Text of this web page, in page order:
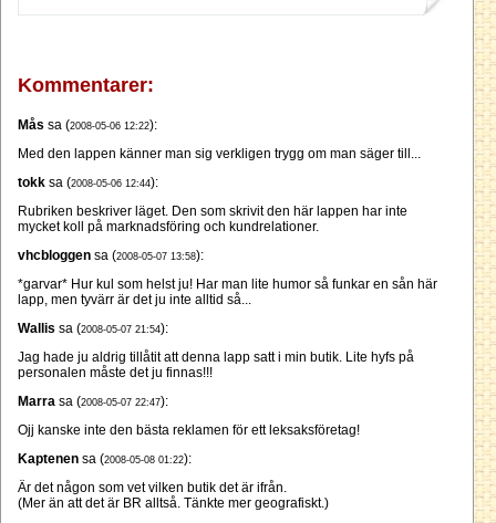
Kommentarer:
Mås sa (2008-05-06 12:22):
Med den lappen känner man sig verkligen trygg om man säger till...
tokk sa (2008-05-06 12:44):
Rubriken beskriver läget. Den som skrivit den här lappen har inte
mycket koll på marknadsföring och kundrelationer.
vhcbloggen sa (2008-05-07 13:58):
*garvar* Hur kul som helst ju! Har man lite humor så funkar en sån här
lapp, men tyvärr är det ju inte alltid så...
Wallis sa (2008-05-07 21:54):
Jag hade ju aldrig tillåtit att denna lapp satt i min butik. Lite hyfs på
personalen måste det ju finnas!!!
Marra sa (2008-05-07 22:47):
Ojj kanske inte den bästa reklamen för ett leksaksföretag!
Kaptenen sa (2008-05-08 01:22):
Är det någon som vet vilken butik det är ifrån.
(Mer än att det är BR alltså. Tänkte mer geografiskt.)